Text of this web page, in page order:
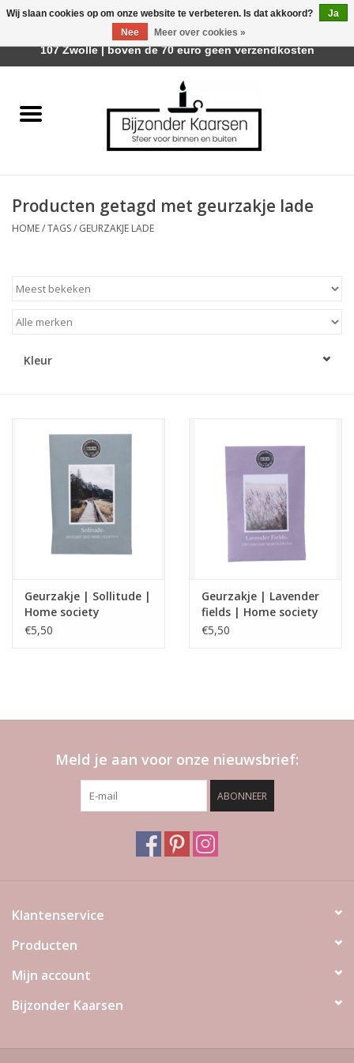
Räder Design Stories
Geurkaarsen
Kaarsen accessoires
Relatiegeschenken & Bedankjes
Huisparfums
Blog
Producten getagd met geurzakje lade
HOME/TAGS/ GEURZAKJE LADE
Kleur
Geurzakje | Sollitude |
Home society
€5,50
Geurzakje | Lavender
fields | Home society
€5,50
Meld je aan voor onze nieuwsbrief:
ABONNEER
Klantenservice
Producten
Mijn account
Bijzonder Kaarsen
Wij slaan cookies op om onze website te verbeteren. Is dat akkoord?
Ja
Nee
Meer over cookies »
Afhalen is mogelijk bij Trotz Woon & Cadeau | Belvederelaan
107 Zwolle | boven de 70 euro geen verzendkosten